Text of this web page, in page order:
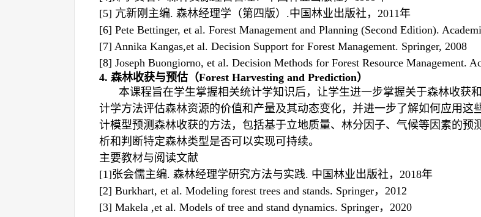
[5] 亢新刚主编. 森林经理学（第四版） .中国林业出版社， 2011年
[6] Pete Bettinger, et al. Forest Management and Planning (Second Edition).
[7] Annika Kangas,et al. Decision Support for Forest Management. Springer, 2008
[8] Joseph Buongiorno, et al. Decision Methods for Forest Resource Management.
4. 森林收获与预估 （Forest Harvesting and Prediction）
本课程旨在学生掌握相关统计学知识后，让学生进一步掌握关于森林收获
计学方法评估森林资源的价值和产量及其动态变化，并进一步了解如何应用这
计模型预测森林收获的方法，包括基于立地质量、林分因子、气候等因素的
析和判断特定森林类型是否可以实现可持续。
主要教材与阅读文献
[1]张会儒主编. 森林经理学研究方法与实践. 中国林业出版社， 2018年
[2] Burkhart, et al. Modeling forest trees and stands. Springer， 2012
[3] Makela ,et al. Models of tree and stand dynamics. Springer， 2020